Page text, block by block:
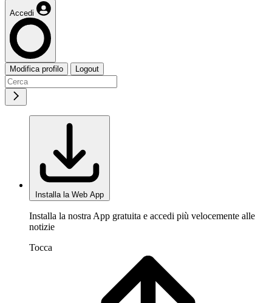
Accedi
Modifica profilo Logout
Installa la Web App
Installa la nostra App gratuita e accedi più velocemente alle
notizie
Tocca